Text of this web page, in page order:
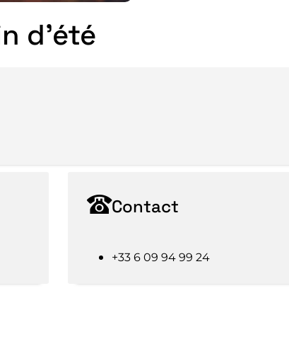
d’été
Contact
+33 6 09 94 99 24